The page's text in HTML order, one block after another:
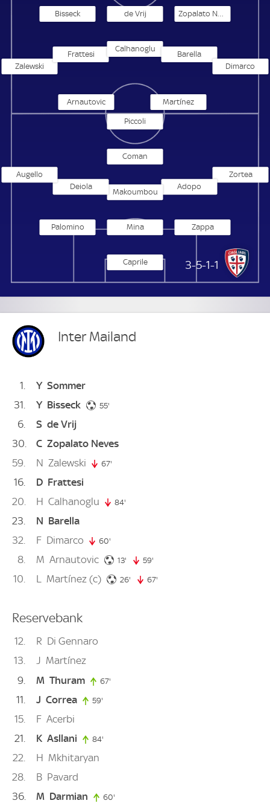
Bisseck de Vrij
Zalewski
Frattesi
Calhanoglu
Barella
Dimarco
Arnautovic Martínez
Cagliari Calcio
3-5-1-1
Caprile
Zappa
Mina
Palomino
Zortea
Adopo
Makoumbou
Deiola
Augello
Coman
Piccoli
Inter Mailand
1 Y Sommer
31
Y Bisseck 55'
6 S de Vrij
30
C Zopalato Neves
59
N Zalewski 67'
16 D Frattesi
20
H Calhanoglu 84'
23 N Barella
32
F Dimarco 60'
8 M Arnautovic 13' 13. minute
59'
10 L Martínez (c) 26' 26. minute
67'
Reservebank
12 R Di Gennaro
13
J Martínez
9
M Thuram 67'
11 J Correa 59'
15 F Acerbi
21
K Asllani 84'
22 H Mkhitaryan
28
B Pavard
36
M Darmian 60'